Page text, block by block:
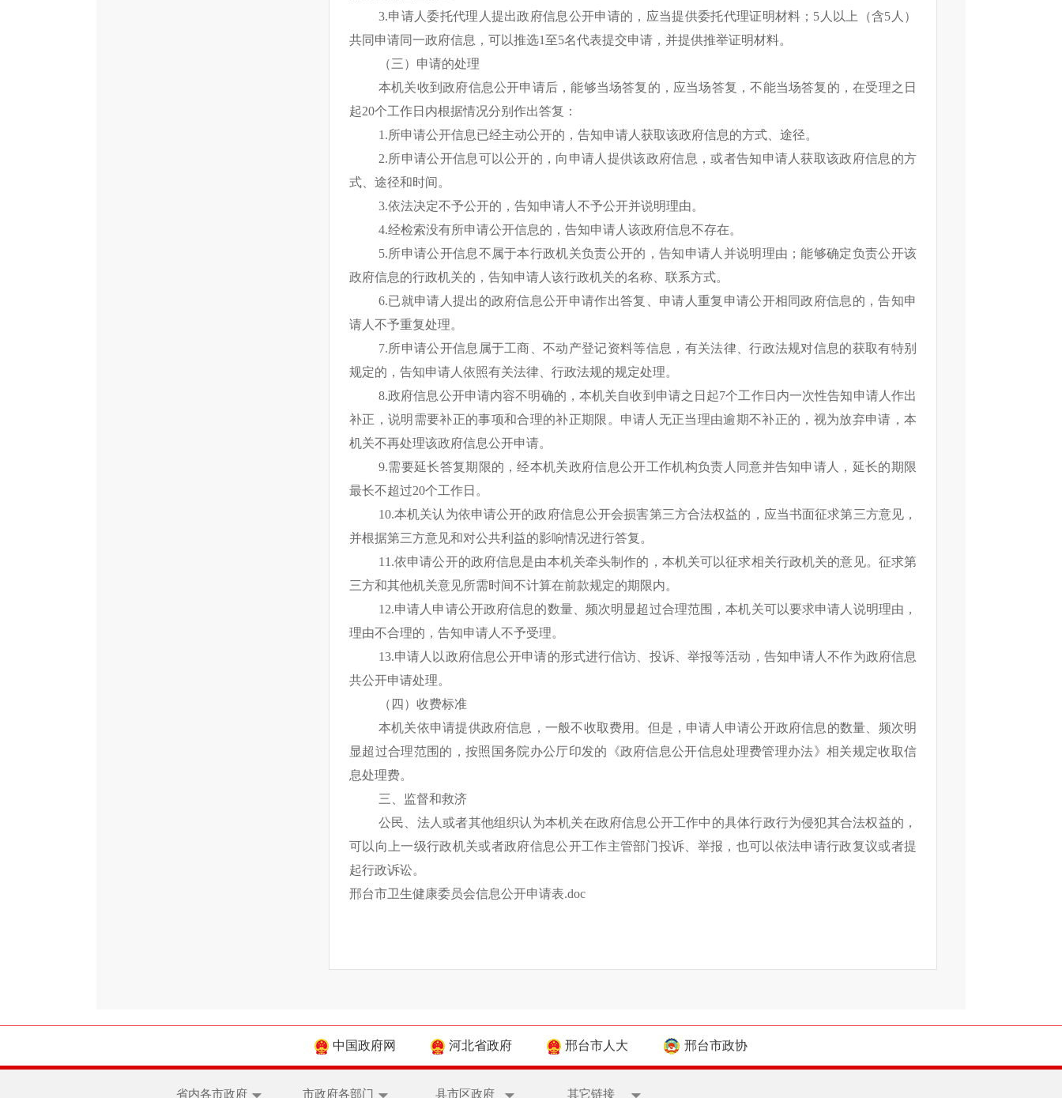
3.申请人委托代理人提出政府信息公开申请的，应当提供委托代理证明材料；5人以上（含5人）
共同申请同一政府信息，可以推选1至5名代表提交申请，并提供推举证明材料。
（三）申请的处理
本机关收到政府信息公开申请后，能够当场答复的，应当场答复，不能当场答复的，在受理之日
起20个工作日内根据情况分别作出答复：
1.所申请公开信息已经主动公开的，告知申请人获取该政府信息的方式、途径。
2.所申请公开信息可以公开的，向申请人提供该政府信息，或者告知申请人获取该政府信息的方
式、途径和时间。
3.依法决定不予公开的，告知申请人不予公开并说明理由。
4.经检索没有所申请公开信息的，告知申请人该政府信息不存在。
5.所申请公开信息不属于本行政机关负责公开的，告知申请人并说明理由；能够确定负责公开该
政府信息的行政机关的，告知申请人该行政机关的名称、联系方式。
6.已就申请人提出的政府信息公开申请作出答复、申请人重复申请公开相同政府信息的，告知申
请人不予重复处理。
7.所申请公开信息属于工商、不动产登记资料等信息，有关法律、行政法规对信息的获取有特别
规定的，告知申请人依照有关法律、行政法规的规定处理。
8.政府信息公开申请内容不明确的，本机关自收到申请之日起7个工作日内一次性告知申请人作出
补正，说明需要补正的事项和合理的补正期限。申请人无正当理由逾期不补正的，视为放弃申请，本
机关不再处理该政府信息公开申请。
9.需要延长答复期限的，经本机关政府信息公开工作机构负责人同意并告知申请人，延长的期限
最长不超过20个工作日。
10.本机关认为依申请公开的政府信息公开会损害第三方合法权益的，应当书面征求第三方意见，
并根据第三方意见和对公共利益的影响情况进行答复。
11.依申请公开的政府信息是由本机关牵头制作的，本机关可以征求相关行政机关的意见。征求第
三方和其他机关意见所需时间不计算在前款规定的期限内。
12.申请人申请公开政府信息的数量、频次明显超过合理范围，本机关可以要求申请人说明理由，
理由不合理的，告知申请人不予受理。
13.申请人以政府信息公开申请的形式进行信访、投诉、举报等活动，告知申请人不作为政府信息
共公开申请处理。
（四）收费标准
本机关依申请提供政府信息，一般不收取费用。但是，申请人申请公开政府信息的数量、频次明
显超过合理范围的，按照国务院办公厅印发的《政府信息公开信息处理费管理办法》相关规定收取信
息处理费。
三、监督和救济
公民、法人或者其他组织认为本机关在政府信息公开工作中的具体行政行为侵犯其合法权益的，
可以向上一级行政机关或者政府信息公开工作主管部门投诉、举报，也可以依法申请行政复议或者提
起行政诉讼。
邢台市卫生健康委员会信息公开申请表.doc
中国政府网 河北省政府 邢台市人大 邢台市政协
省内各市政府 市政府各部门 县市区政府 其它链接